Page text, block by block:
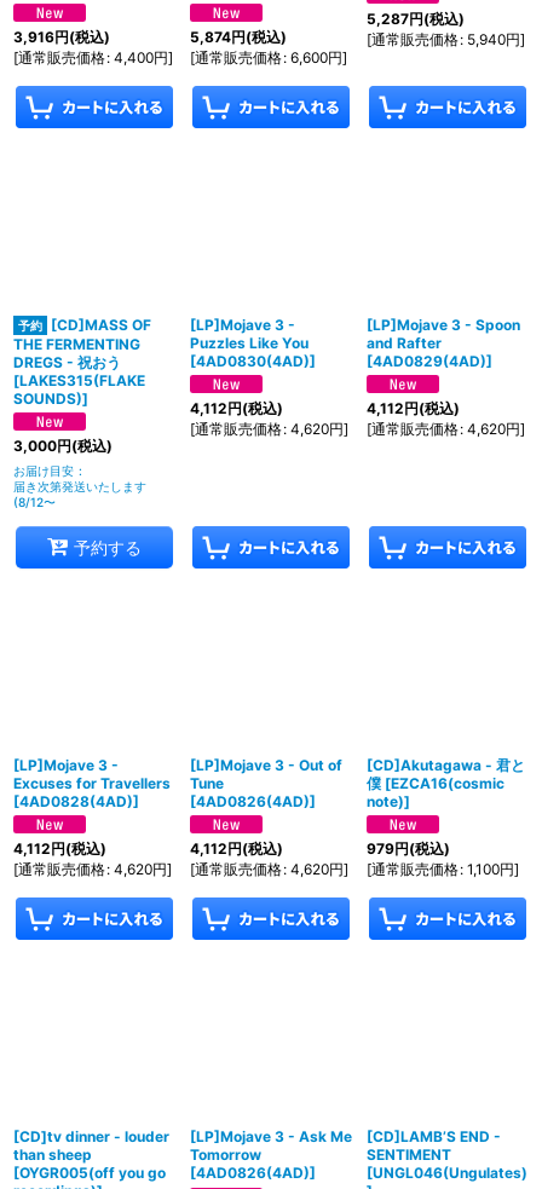
3,916円(税込)
[通常販売価格: 4,400円]
5,874円(税込)
[通常販売価格: 6,600円]
5,287円(税込)
[通常販売価格: 5,940円]
[CD]MASS OF
THE FERMENTING
DREGS - 祝おう
[LAKES315(FLAKE
SOUNDS)]
3,000円(税込)
お届け目安 :
届き次第発送いたします
(8/12〜
予約する
[LP]Mojave 3 -
Puzzles Like You
[4AD0830(4AD)]
4,112円(税込)
[通常販売価格: 4,620円]
[LP]Mojave 3 - Spoon
and Rafter
[4AD0829(4AD)]
4,112円(税込)
[通常販売価格: 4,620円]
[LP]Mojave 3 -
Excuses for Travellers
[4AD0828(4AD)]
4,112円(税込)
[通常販売価格: 4,620円]
[LP]Mojave 3 - Out of
Tune
[4AD0826(4AD)]
4,112円(税込)
[通常販売価格: 4,620円]
[CD]Akutagawa - 君と
僕 [EZCA16(cosmic
note)]
979円(税込)
[通常販売価格: 1,100円]
[CD]tv dinner - louder
than sheep
[OYGR005(off you go
[LP]Mojave 3 - Ask Me
Tomorrow
[4AD0826(4AD)]
[CD]LAMB’S END -
SENTIMENT
[UNGL046(Ungulates)